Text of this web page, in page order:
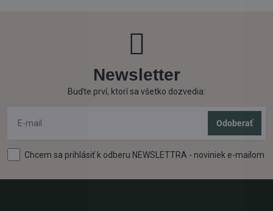
Newsletter
Buďte prví, ktorí sa všetko dozvedia:
Odoberať
Chcem sa prihlásiť k odberu NEWSLETTRA - noviniek e-mailom